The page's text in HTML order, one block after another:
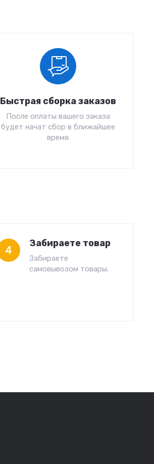
Быстрая сборка заказов
После оплаты вашего заказа
будет начат сбор в ближайшее
время
4
Забираете товар
Забираете
самовывозом товары.